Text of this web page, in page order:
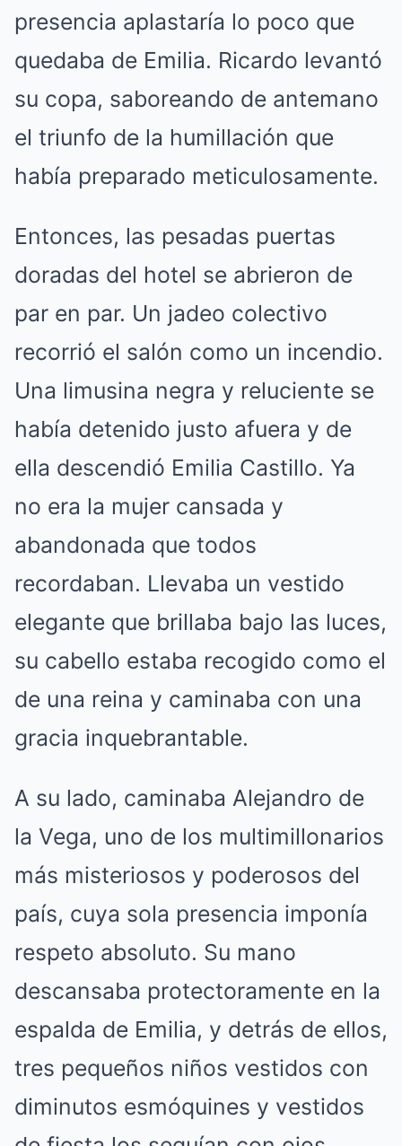
presencia aplastaría lo poco que
quedaba de Emilia. Ricardo levantó
su copa, saboreando de antemano
el triunfo de la humillación que
había preparado meticulosamente.
Entonces, las pesadas puertas
doradas del hotel se abrieron de
par en par. Un jadeo colectivo
recorrió el salón como un incendio.
Una limusina negra y reluciente se
había detenido justo afuera y de
ella descendió Emilia Castillo. Ya
no era la mujer cansada y
abandonada que todos
recordaban. Llevaba un vestido
elegante que brillaba bajo las luces,
su cabello estaba recogido como el
de una reina y caminaba con una
gracia inquebrantable.
A su lado, caminaba Alejandro de
la Vega, uno de los multimillonarios
más misteriosos y poderosos del
país, cuya sola presencia imponía
respeto absoluto. Su mano
descansaba protectoramente en la
espalda de Emilia, y detrás de ellos,
tres pequeños niños vestidos con
diminutos esmóquines y vestidos